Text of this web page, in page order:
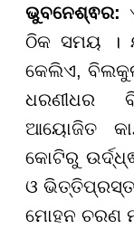
ଭୁବନେଶ୍ଵର:
ଠିକ ସମୟ ।
କେଲିଏ,
ଧରଣୀଧର
ଆୟୋଜିତ
କୋଟିରୁ
ଓ
ମୋହନ ଚରଣ